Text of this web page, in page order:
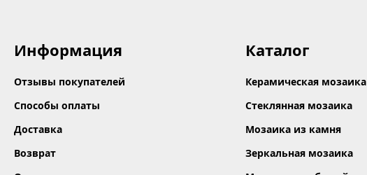
Информация
Отзывы покупателей
Способы оплаты
Доставка
Возврат
Каталог
Керамическая мозаика
Стеклянная мозаика
Мозаика из камня
Зеркальная мозаика